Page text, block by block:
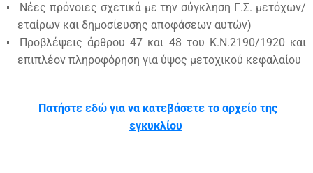
Νέες πρόνοιες σχετικά με την σύγκληση Γ.Σ. μετόχων/
εταίρων και δημοσίευσης αποφάσεων αυτών)
Προβλέψεις άρθρου 47 και 48 του Κ.Ν.2190/1920 και
επιπλέον πληροφόρηση για ύψος μετοχικού κεφαλαίου
Πατήστε εδώ για να κατεβάσετε το αρχείο της
εγκυκλίου